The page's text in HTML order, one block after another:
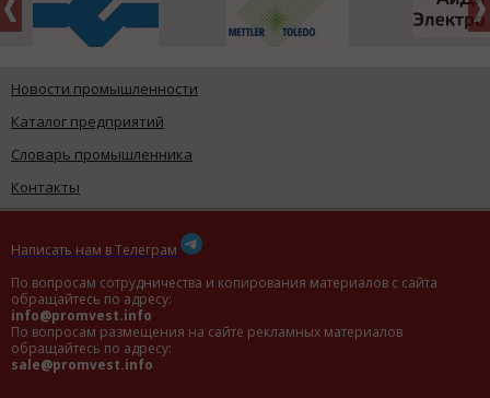
Новости промышленности
Каталог предприятий
Словарь промышленника
Контакты
Написать нам в Телеграм
По вопросам сотрудничества и копирования материалов с сайта
обращайтесь по адресу:
info@promvest.info
По вопросам размещения на сайте рекламных материалов
обращайтесь по адресу:
sale@promvest.info